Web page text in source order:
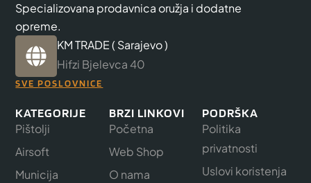
Specializovana prodavnica oružja i dodatne
opreme.
KM TRADE ( Sarajevo )
Hifzi Bjelevca 40
SVE POSLOVNICE
KATEGORIJE
Pištolji
Airsoft
Municija
BRZI LINKOVI
Početna
Web Shop
O nama
PODRŠKA
Politika
privatnosti
Uslovi koristenja